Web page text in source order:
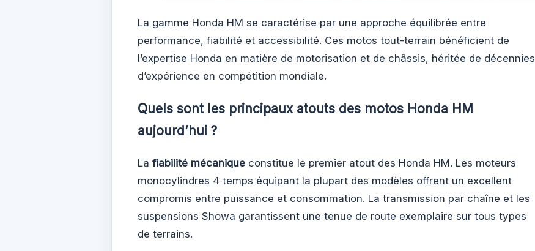
La gamme Honda HM se caractérise par une approche équilibrée entre
performance, fiabilité et accessibilité. Ces motos tout-terrain bénéficient de
l’expertise Honda en matière de motorisation et de châssis, héritée de décennies
d’expérience en compétition mondiale.
Quels sont les principaux atouts des motos Honda HM
aujourd’hui ?
La fiabilité mécanique constitue le premier atout des Honda HM. Les moteurs
monocylindres 4 temps équipant la plupart des modèles offrent un excellent
compromis entre puissance et consommation. La transmission par chaîne et les
suspensions Showa garantissent une tenue de route exemplaire sur tous types
de terrains.